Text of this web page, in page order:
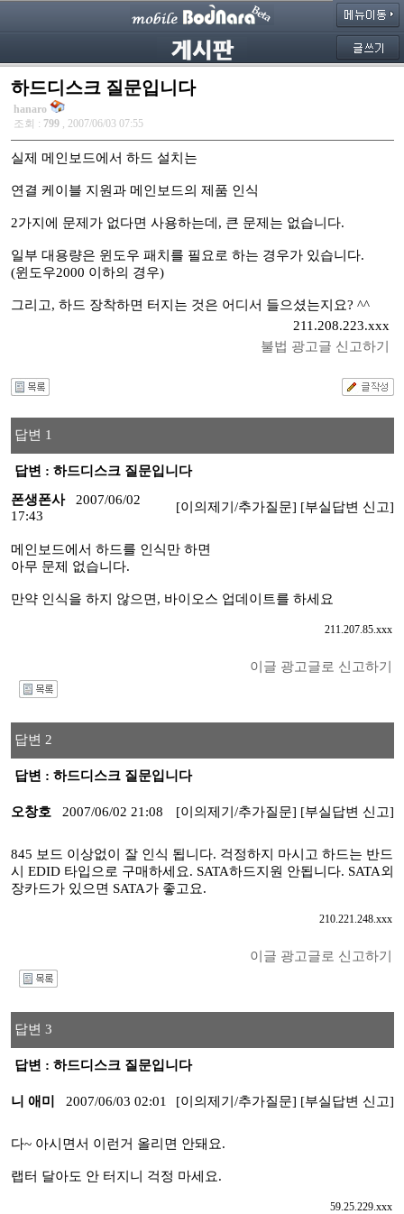
하드디스크 질문입니다
hanaro
조회 : 799 , 2007/06/03 07:55
실제 메인보드에서 하드 설치는
연결 케이블 지원과 메인보드의 제품 인식
2가지에 문제가 없다면 사용하는데, 큰 문제는 없습니다.
일부 대용량은 윈도우 패치를 필요로 하는 경우가 있습니다.
(윈도우2000 이하의 경우)
그리고, 하드 장착하면 터지는 것은 어디서 들으셨는지요? ^^
211.208.223.xxx
불법 광고글 신고하기
답변 1
답변 : 하드디스크 질문입니다
폰생폰사
2007/06/02
17:43
[이의제기/추가질문] [부실답변 신고]
메인보드에서 하드를 인식만 하면
아무 문제 없습니다.
만약 인식을 하지 않으면, 바이오스 업데이트를 하세요
211.207.85.xxx
이글 광고글로 신고하기
답변 2
답변 : 하드디스크 질문입니다
오창호 2007/06/02 21:08 [이의제기/추가질문] [부실답변 신고]
845 보드 이상없이 잘 인식 됩니다. 걱정하지 마시고 하드는 반드
시 EDID 타입으로 구매하세요. SATA하드지원 안됩니다. SATA외
장카드가 있으면 SATA가 좋고요.
210.221.248.xxx
이글 광고글로 신고하기
답변 3
답변 : 하드디스크 질문입니다
니 애미 2007/06/03 02:01 [이의제기/추가질문] [부실답변 신고]
다~ 아시면서 이런거 올리면 안돼요.
랩터 달아도 안 터지니 걱정 마세요.
59.25.229.xxx